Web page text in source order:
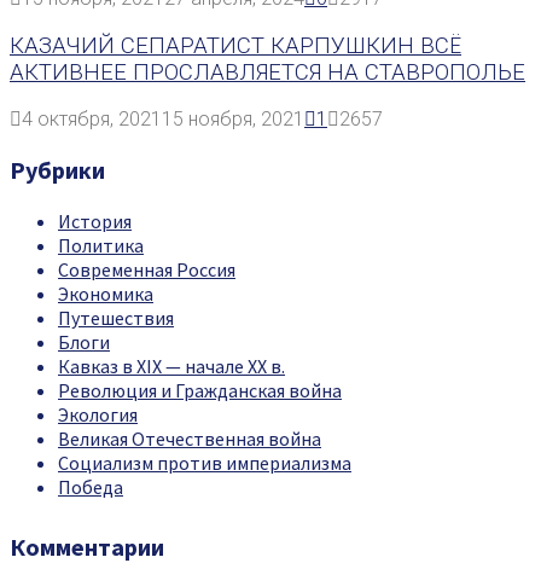
КАЗАЧИЙ СЕПАРАТИСТ КАРПУШКИН ВСЁ
АКТИВНЕЕ ПРОСЛАВЛЯЕТСЯ НА СТАВРОПОЛЬЕ
4 октября, 2021 15 ноября, 2021 1 2657
Рубрики
История
Политика
Современная Россия
Экономика
Путешествия
Блоги
Кавказ в XIX — начале XX в.
Революция и Гражданская война
Экология
Великая Отечественная война
Социализм против империализма
Победа
Комментарии